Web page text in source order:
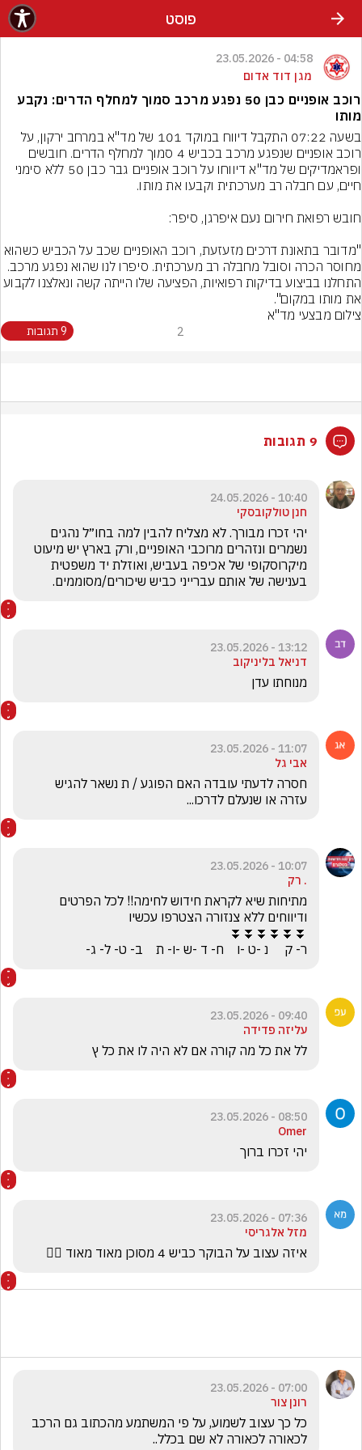
פוסט
04:58 - 23.05.2026
מגן דוד אדום
רוכב אופניים כבן 50 נפגע מרכב סמוך למחלף הדרים: נקבע
מותו
התחלנו בביצוע בדיקות רפואיות, הפציעה שלו הייתה קשה ונאלצנו לקבוע
את מותו במקום".
צילום מבצעי מד"א
2 9 תגובות
9 תגובות
10:40 - 24.05.2026
חנן טולקובסקי
בענישה של אותם עברייני כביש שיכורים/מסוממים.
13:12 - 23.05.2026
דניאל בליניקוב
מנוחתו עדן
11:07 - 23.05.2026
אבי גל
עזרה או שנעלם לדרכו...
10:07 - 23.05.2026
. רק
ר- ק     נ -ט -ו    ח- ד -ש -ו- ת    ב- ט- ל- ג-
09:40 - 23.05.2026
עליזה פדידה
לל את כל מה קורה אם לא היה לו את כל ץ
08:50 - 23.05.2026
Omer
יהי זכרו ברוך
07:36 - 23.05.2026
מזל אלגריסי
איזה עצוב על הבוקר כביש 4 מסוכן מאוד מאוד 🤦‍♂️
07:00 - 23.05.2026
רונן צור
לכאורה לכאורה לא שם בכלל..